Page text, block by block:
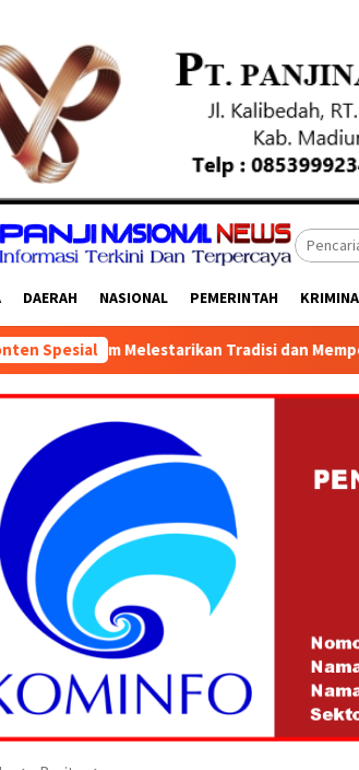
DAERAH NASIONAL PEMERINTAH
Spesial
Tradisi dan Mempererat Kebersamaan Warga